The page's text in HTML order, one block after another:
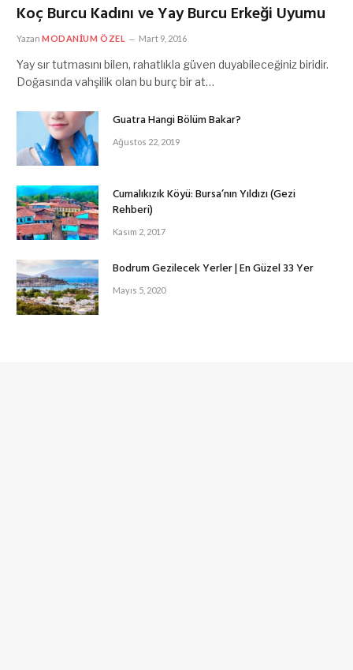
Koç Burcu Kadını ve Yay Burcu Erkeği Uyumu
Yazan MODANIUM ÖZEL Mart 9, 2016
Yay sır tutmasını bilen, rahatlıkla güven duyabileceğiniz biridir.
Doğasında vahşilik olan bu burç bir at…
Guatra Hangi Bölüm Bakar?
Ağustos 22, 2019
Cumalıkızık Köyü: Bursa’nın Yıldızı (Gezi
Rehberi)
Kasım 2, 2017
Bodrum Gezilecek Yerler | En Güzel 33 Yer
Mayıs 5, 2020